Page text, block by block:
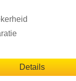
Details